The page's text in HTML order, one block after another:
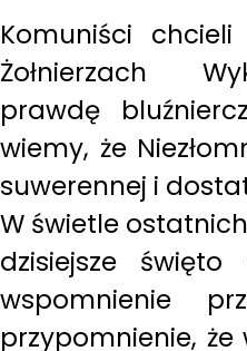
Komuniści
Żołnierzach
prawdę
wiemy, że
suwerennej i
W świetle
dzisiejsze
wspomnienie
przypomnienie,